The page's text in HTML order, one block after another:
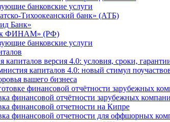
банковские услуги
Тихоокеанский банк» (АТБ)
Банк»
ФИНАМ» (РФ)
банковские услуги
капиталов версия 4.0: условия, сроки,
капиталов 4.0: новый стимул
вашего бизнеса
финансовой отчётности зарубежных
финансовой отчётности зарубежных
финансовой отчетности на Кипре
финансовой отчетности для оффшорных